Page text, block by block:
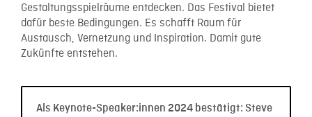
Gestaltungsspielräume entdecken. Das Festival bietet
dafür beste Bedingungen. Es schafft Raum für
Austausch, Vernetzung und Inspiration. Damit gute
Zukünfte entstehen.
Als Keynote-Speaker:innen 2024 bestätigt: Steve